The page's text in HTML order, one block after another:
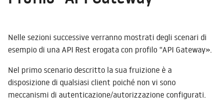
Nelle sezioni successive verranno mostrati degli scenari di
esempio di una API Rest erogata con profilo “API Gateway».
Nel primo scenario descritto la sua fruizione è a
disposizione di qualsiasi client poiché non vi sono
meccanismi di autenticazione/autorizzazione configurati.